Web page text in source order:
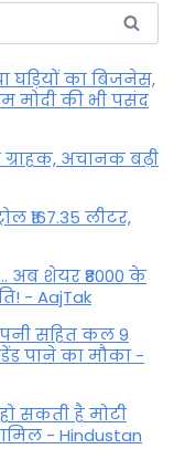
घड़ियों का बिजनेस,
मोदी की भी पसंद
ग्राहक, अचानक बढ़ी
₹167.35 लीटर,
अब शेयर ₹8000 के
- AajTak
सहित कल 9
पाने का मौका -
सकती है मोटी
- Hindustan